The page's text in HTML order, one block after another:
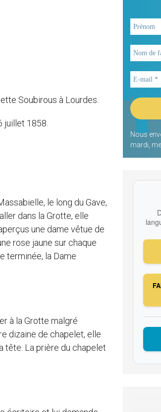
Soubirous à Lourdes.
juillet 1858.
le long du Gave,
dans la Grotte, elle
une dame vêtue de
rose jaune sur chaque
terminée, la Dame
à la Grotte malgré
dizaine de chapelet, elle
tête. La prière du chapelet
Nous
mardi,